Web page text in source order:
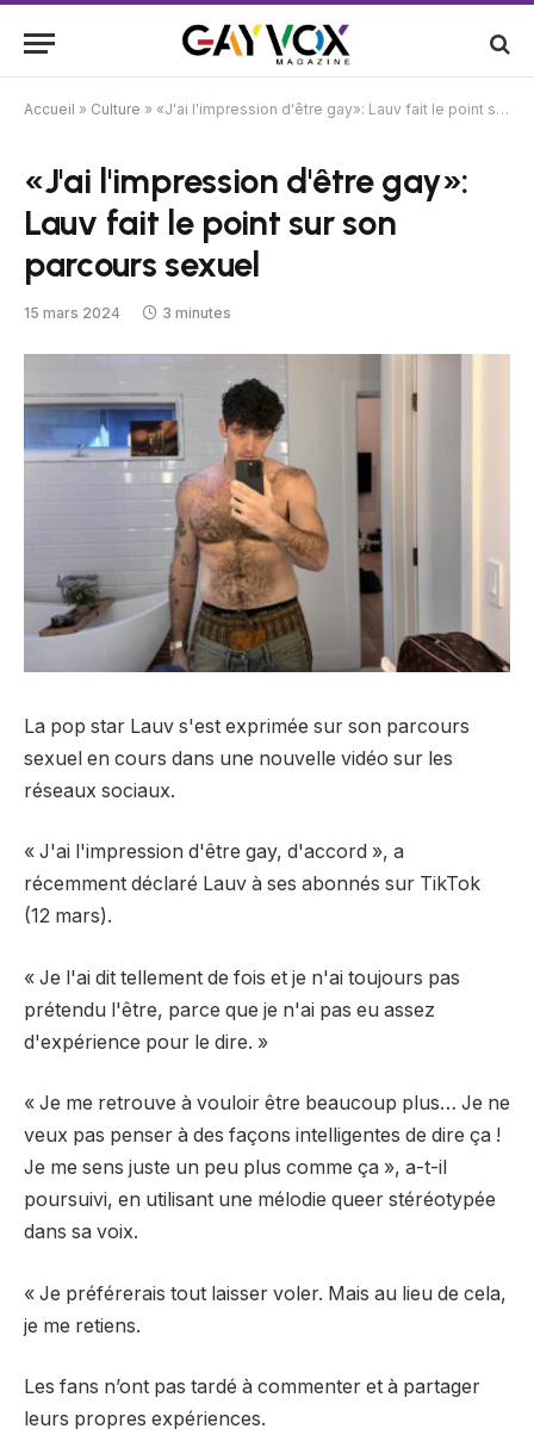
Accueil » Culture » «J'ai l'impression d'être gay»: Lauv fait le point sur son parcours sexuel
«J'ai l'impression d'être gay»:
Lauv fait le point sur son
parcours sexuel
15 mars 2024 3 minutes
La pop star Lauv s'est exprimée sur son parcours
sexuel en cours dans une nouvelle vidéo sur les
réseaux sociaux.
« J'ai l'impression d'être gay, d'accord », a
récemment déclaré Lauv à ses abonnés sur TikTok
(12 mars).
« Je l'ai dit tellement de fois et je n'ai toujours pas
prétendu l'être, parce que je n'ai pas eu assez
d'expérience pour le dire. »
« Je me retrouve à vouloir être beaucoup plus… Je ne
veux pas penser à des façons intelligentes de dire ça !
Je me sens juste un peu plus comme ça », a-t-il
poursuivi, en utilisant une mélodie queer stéréotypée
dans sa voix.
« Je préférerais tout laisser voler. Mais au lieu de cela,
je me retiens.
Les fans n’ont pas tardé à commenter et à partager
leurs propres expériences.